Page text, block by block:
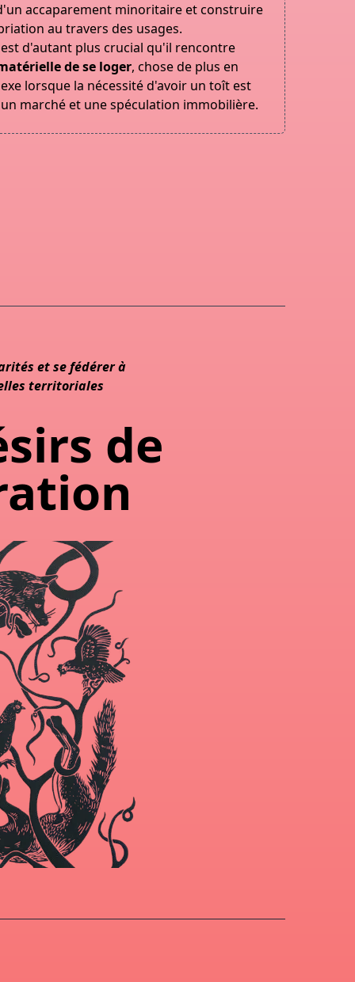
accaparement minoritaire et construire
au travers des usages.
d'autant plus crucial qu'il rencontre
de se loger, chose de plus en
lorsque la nécessité d'avoir un toît est
marché et une spéculation immobilière.
et se fédérer à
territoriales
de